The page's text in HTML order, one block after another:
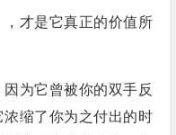
，才是它真正的价值所
为它曾被你的双手反
缩了你为之付出的时